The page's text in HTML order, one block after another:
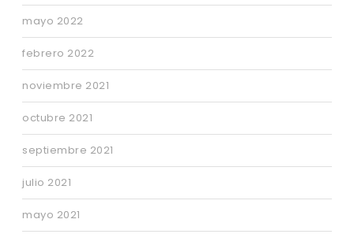
mayo 2022
febrero 2022
noviembre 2021
octubre 2021
septiembre 2021
julio 2021
mayo 2021